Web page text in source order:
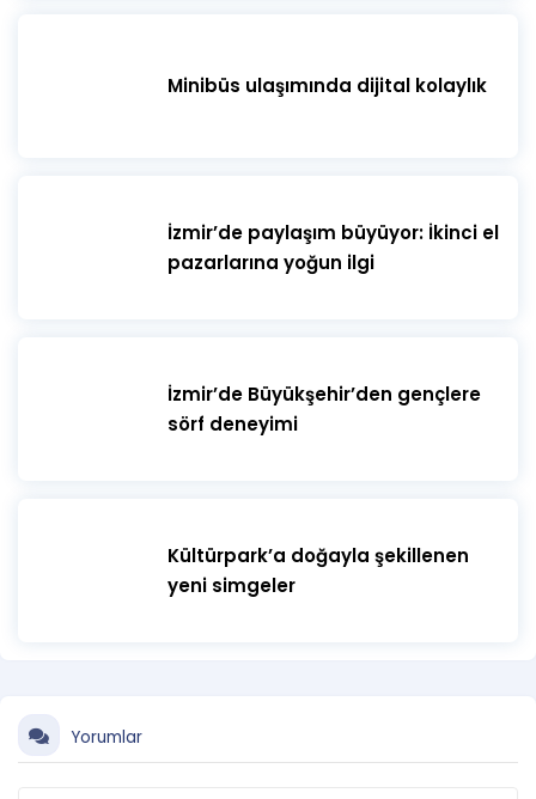
Minibüs ulaşımında dijital kolaylık
İzmir’de paylaşım büyüyor: İkinci el
pazarlarına yoğun ilgi
İzmir’de Büyükşehir’den gençlere
sörf deneyimi
Kültürpark’a doğayla şekillenen
yeni simgeler
Yorumlar